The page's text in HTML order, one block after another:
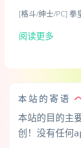
[格斗/绅士/PC] 拳
阅读更多
本站的寄语
本站的目的主
创！没有任何